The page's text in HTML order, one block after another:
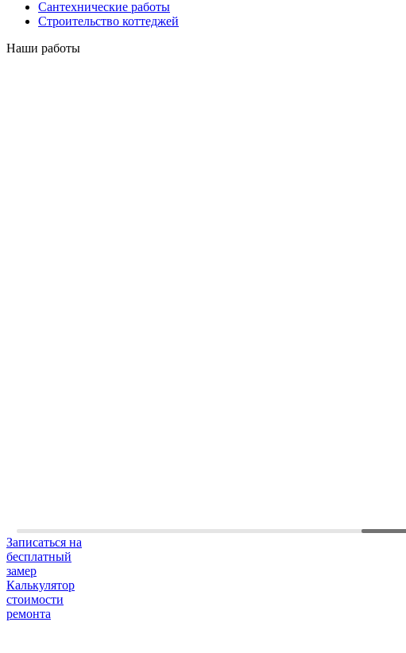
Сантехнические работы
Строительство коттеджей
Наши работы
Записаться на
бесплатный
замер
Калькулятор
стоимости
ремонта